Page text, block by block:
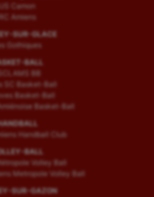
US Camon
RC Amiens
SUR-GLACE
Gothiques
BALL
BB
SC Basket-Ball
Basket-Ball
Basket-Ball
Handball Club
BALL
Volley Ball
Metropole Volley Ball
SUR-GAZON